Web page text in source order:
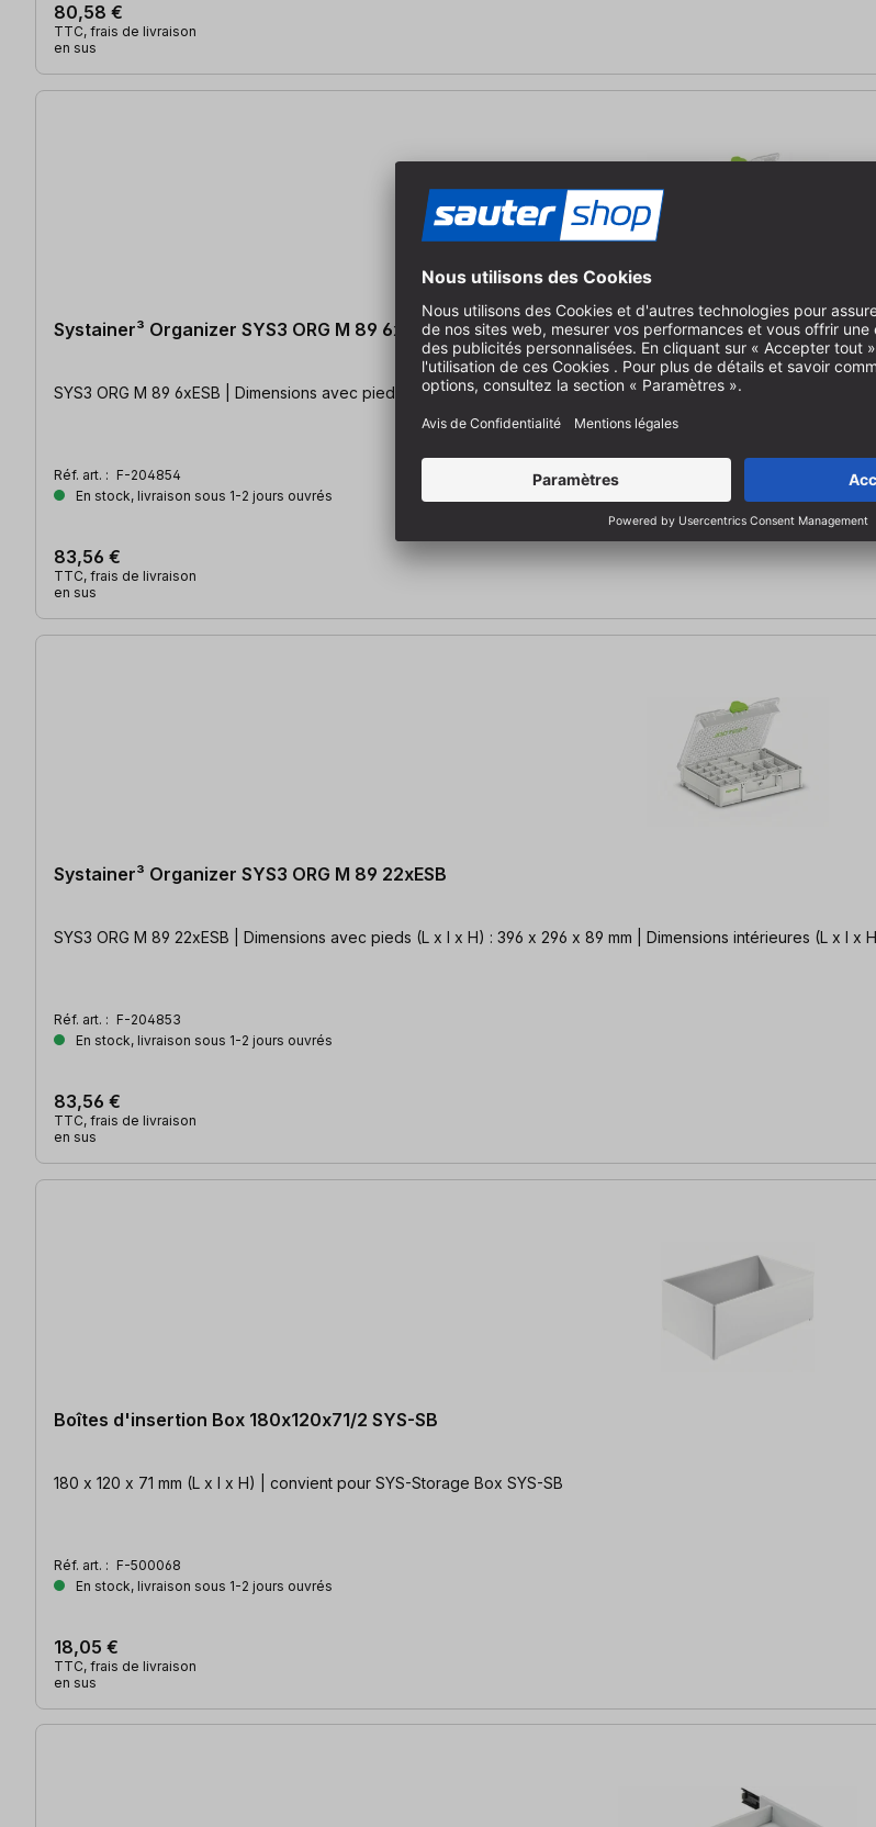
80,58 €
TTC, frais de livraison
en sus
Systainer³ Organizer SYS3 ORG M 89 6xESB
SYS3 ORG M 89 6xESB | Dimensions avec pieds (L x l x H) : 396 x 296 x 89 mm | Dimensions intérieures (L x l x
Réf. art. : F-204854
En stock, livraison sous 1-2 jours ouvrés
83,56 €
TTC, frais de livraison
en sus
Systainer³ Organizer SYS3 ORG M 89 22xESB
SYS3 ORG M 89 22xESB | Dimensions avec pieds (L x l x H) : 396 x 296 x 89 mm | Dimensions intérieures (L x l x
Réf. art. : F-204853
En stock, livraison sous 1-2 jours ouvrés
83,56 €
TTC, frais de livraison
en sus
Boîtes d'insertion Box 180x120x71/2 SYS-SB
180 x 120 x 71 mm (L x l x H) | convient pour SYS-Storage Box SYS-SB
Réf. art. : F-500068
En stock, livraison sous 1-2 jours ouvrés
18,05 €
TTC, frais de livraison
en sus